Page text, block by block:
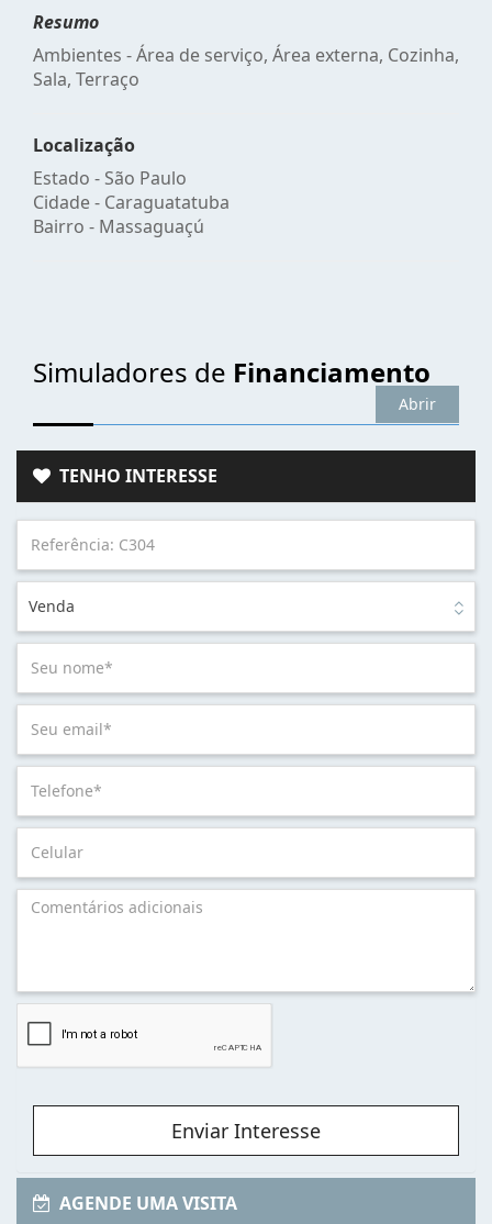
Resumo
Ambientes - Área de serviço, Área externa, Cozinha,
Sala, Terraço
Localização
Estado - São Paulo
Cidade - Caraguatatuba
Bairro - Massaguaçú
Simuladores de Financiamento
Abrir
TENHO INTERESSE
Venda
Enviar Interesse
AGENDE UMA VISITA